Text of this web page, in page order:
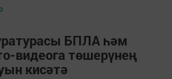
БПЛА һәм
видеога төшерүнең
кисәтә